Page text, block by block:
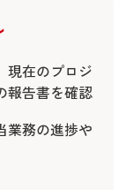
現在のプロジ
報告書を確認
業務の進捗や